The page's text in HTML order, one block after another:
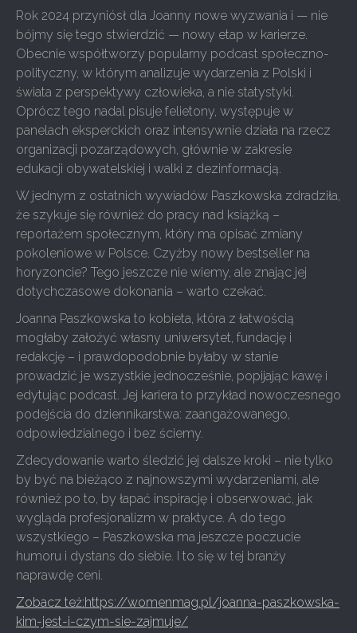
Rok 2024 przyniósł dla Joanny nowe wyzwania i — nie
bójmy się tego stwierdzić — nowy etap w karierze.
Obecnie współtworzy popularny podcast społeczno-
polityczny, w którym analizuje wydarzenia z Polski i
świata z perspektywy człowieka, a nie statystyki.
Oprócz tego nadal pisuje felietony, występuje w
panelach eksperckich oraz intensywnie działa na rzecz
organizacji pozarządowych, głównie w zakresie
edukacji obywatelskiej i walki z dezinformacją.
W jednym z ostatnich wywiadów Paszkowska zdradziła,
że szykuje się również do pracy nad książką –
reportażem społecznym, który ma opisać zmiany
pokoleniowe w Polsce. Czyżby nowy bestseller na
horyzoncie? Tego jeszcze nie wiemy, ale znając jej
dotychczasowe dokonania – warto czekać.
Joanna Paszkowska to kobieta, która z łatwością
mogłaby założyć własny uniwersytet, fundację i
redakcję – i prawdopodobnie byłaby w stanie
prowadzić je wszystkie jednocześnie, popijając kawę i
edytując podcast. Jej kariera to przykład nowoczesnego
podejścia do dziennikarstwa: zaangażowanego,
odpowiedzialnego i bez ściemy.
Zdecydowanie warto śledzić jej dalsze kroki – nie tylko
by być na bieżąco z najnowszymi wydarzeniami, ale
również po to, by łapać inspirację i obserwować, jak
wygląda profesjonalizm w praktyce. A do tego
wszystkiego – Paszkowska ma jeszcze poczucie
humoru i dystans do siebie. I to się w tej branży
naprawdę ceni.
Zobacz też:https://womenmag.pl/joanna-paszkowska-
kim-jest-i-czym-sie-zajmuje/